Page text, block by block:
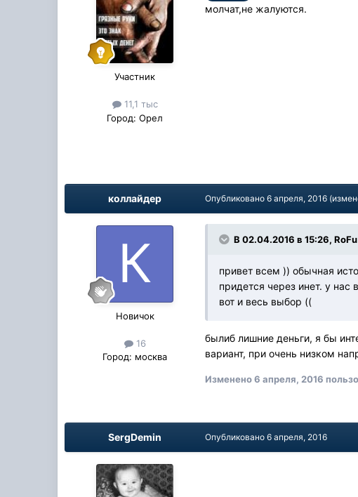
Участник
11,1 тыс
Город: Орел
молчат,не жалуются.
коллайдер
Новичок
16
Город: москва
Опубликовано6 апреля, 2016
В 02.04.2016 в 15:26,
привет всем )) обычная
придется через инет. у
вот и весь выбор ((
былиб лишние деньги, я бы
вариант, при очень низком
Изменено6 апреля, 2016
SergDemin Опубликовано6 апреля, 2016